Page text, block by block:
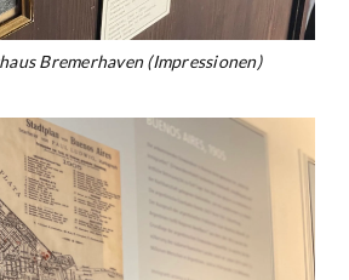
Bremerhaven (Impressionen)